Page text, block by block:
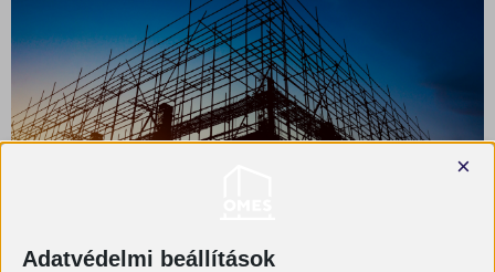
Adatvédelmi beállítások
×